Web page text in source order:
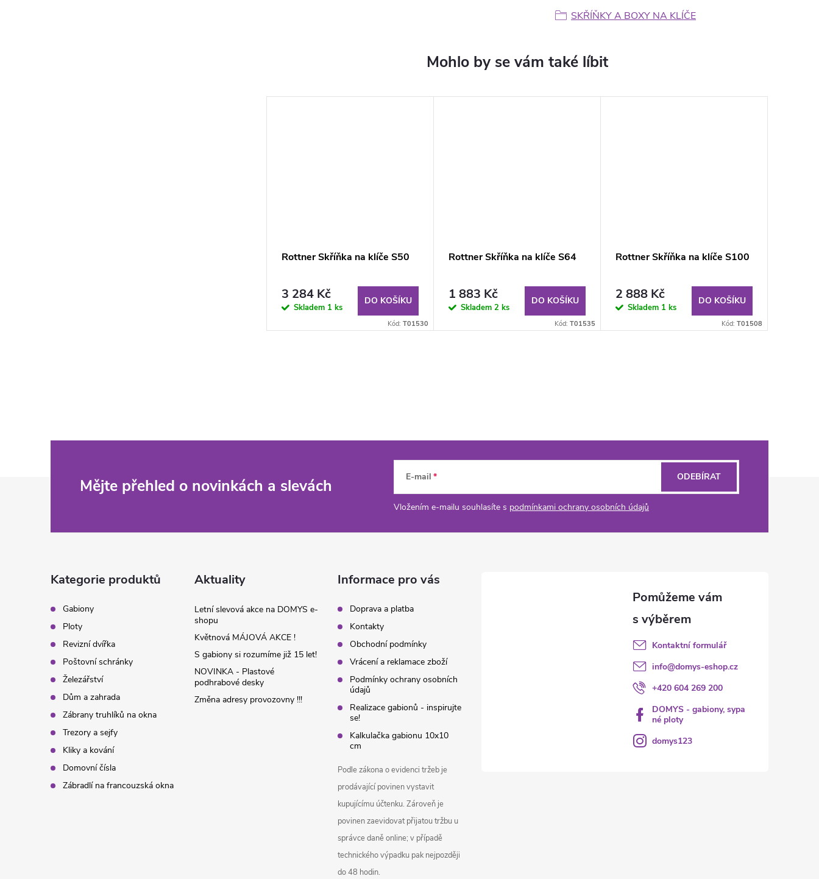
SKŘÍŇKY A BOXY NA KLÍČE
Rottner Skříňka na klíče S50
3 284 Kč
Skladem 1 ks
DO KOŠÍKU
Kód: T01530
Rottner Skříňka na klíče S64
1 883 Kč
Skladem 2 ks
DO KOŠÍKU
Kód: T01535
Rottner Skříňka na klíče S100
2 888 Kč
Skladem 1 ks
DO KOŠÍKU
Kód: T01508
Mějte přehled o novinkách a slevách E-mail
Vložením e-mailu souhlasíte s podmínkami ochrany osobních údajů
ODEBÍRAT
Kategorie produktů
Gabiony
Ploty
Revizní dvířka
Poštovní schránky
Železářství
Dům a zahrada
Zábrany truhlíků na okna
Trezory a sejfy
Kliky a kování
Domovní čísla
Zábradlí na francouzská okna
Aktuality
Letní slevová akce na DOMYS e-
shopu
Květnová MÁJOVÁ AKCE !
S gabiony si rozumíme již 15 let!
NOVINKA - Plastové
podhrabové desky
Změna adresy provozovny !!!
Informace pro vás
Doprava a platba
Kontakty
Obchodní podmínky
Vrácení a reklamace zboží
Podmínky ochrany osobních
údajů
Realizace gabionů - inspirujte
se!
Kalkulačka gabionu 10x10
cm
Podle zákona o evidenci tržeb je
prodávající povinen vystavit
kupujícímu účtenku. Zároveň je
povinen zaevidovat přijatou tržbu u
správce daně online; v případě
technického výpadku pak nejpozději
do 48 hodin.
Kontaktní formulář
info@domys-eshop.cz
+420 604 269 200
DOMYS - gabiony, sypa
né ploty
domys123